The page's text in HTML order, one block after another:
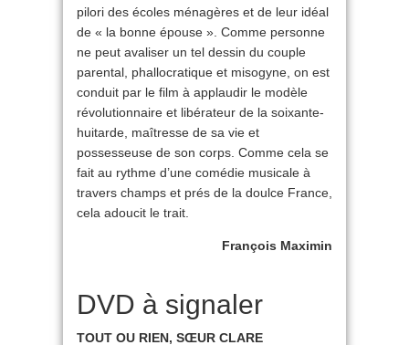
pilori des écoles ménagères et de leur idéal
de « la bonne épouse ». Comme personne
ne peut avaliser un tel dessin du couple
parental, phallocratique et misogyne, on est
conduit par le film à applaudir le modèle
révolutionnaire et libérateur de la soixante-
huitarde, maîtresse de sa vie et
possesseuse de son corps. Comme cela se
fait au rythme d’une comédie musicale à
travers champs et prés de la doulce France,
cela adoucit le trait.
François Maximin
DVD à signaler
TOUT OU RIEN, SŒUR CLARE